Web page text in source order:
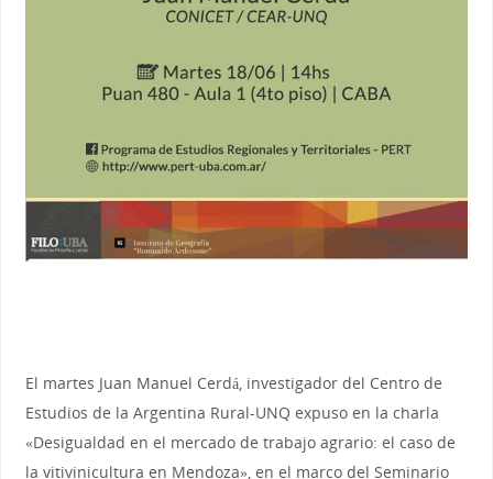
El martes Juan Manuel Cerdá, investigador del Centro de
Estudios de la Argentina Rural-UNQ expuso en la charla
«Desigualdad en el mercado de trabajo agrario: el caso de
la vitivinicultura en Mendoza», en el marco del Seminario